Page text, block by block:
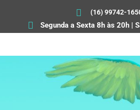
(16) 99742-
Segunda a Sexta 8h às 20h |